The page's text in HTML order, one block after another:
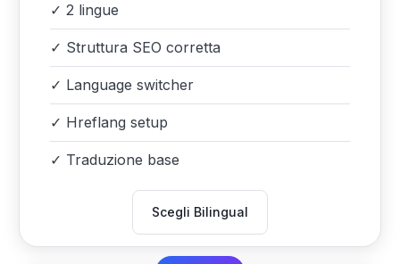
✓ 2 lingue
✓ Struttura SEO corretta
✓ Language switcher
✓ Hreflang setup
✓ Traduzione base
Scegli Bilingual